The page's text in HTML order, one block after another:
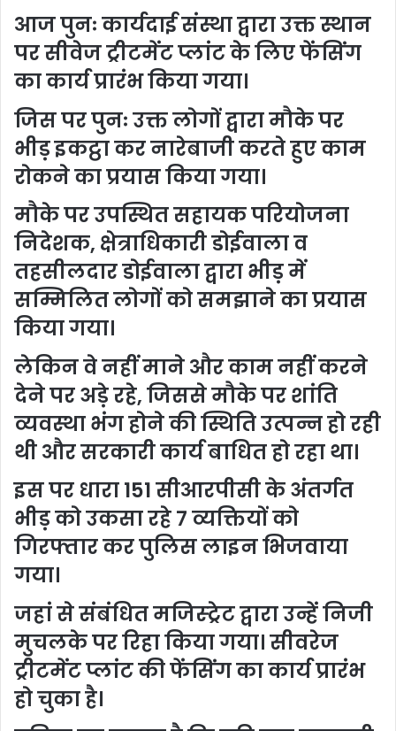
आज पुनः कार्यदाई संस्था द्वारा उक्त स्थान
पर सीवेज ट्रीटमेंट प्लांट के लिए फेंसिंग
का कार्य प्रारंभ किया गया।
जिस पर पुनः उक्त लोगों द्वारा मौके पर
भीड़ इकट्ठा कर नारेबाजी करते हुए काम
रोकने का प्रयास किया गया।
मौके पर उपस्थित सहायक परियोजना
निदेशक, क्षेत्राधिकारी डोईवाला व
तहसीलदार डोईवाला द्वारा भीड़ में
सम्मिलित लोगों को समझाने का प्रयास
किया गया।
लेकिन वे नहीं माने और काम नहीं करने
देने पर अड़े रहे, जिससे मौके पर शांति
व्यवस्था भंग होने की स्थिति उत्पन्न हो रही
थी और सरकारी कार्य बाधित हो रहा था।
इस पर धारा 151 सीआरपीसी के अंतर्गत
भीड़ को उकसा रहे 7 व्यक्तियों को
गिरफ्तार कर पुलिस लाइन भिजवाया
गया।
जहां से संबंधित मजिस्ट्रेट द्वारा उन्हें निजी
मुचलके पर रिहा किया गया। सीवरेज
ट्रीटमेंट प्लांट की फेंसिंग का कार्य प्रारंभ
हो चुका है।